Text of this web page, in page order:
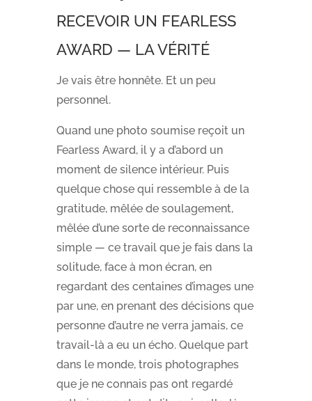
RECEVOIR UN FEARLESS
AWARD — LA VÉRITÉ
Je vais être honnête. Et un peu
personnel.
Quand une photo soumise reçoit un
Fearless Award, il y a d’abord un
moment de silence intérieur. Puis
quelque chose qui ressemble à de la
gratitude, mêlée de soulagement,
mêlée d’une sorte de reconnaissance
simple — ce travail que je fais dans la
solitude, face à mon écran, en
regardant des centaines d’images une
par une, en prenant des décisions que
personne d’autre ne verra jamais, ce
travail-là a eu un écho. Quelque part
dans le monde, trois photographes
que je ne connais pas ont regardé